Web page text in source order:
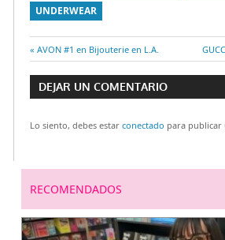
UNDERWEAR
Navegación
de
entradas
Entrada
anterior:
AVON #1 en Bijouterie en L.A.
DEJAR UN COMENTARIO
Lo siento, debes estar conectado para publicar
RECOMENDADOS